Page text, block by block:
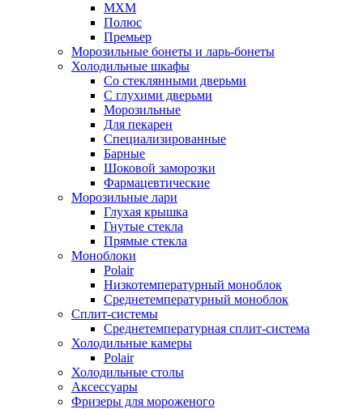
МХМ
Полюс
Премьер
Морозильные бонеты и ларь-бонеты
Холодильные шкафы
Со стеклянными дверьми
С глухими дверьми
Морозильные
Для пекарен
Специализированные
Барные
Шоковой заморозки
Фармацевтические
Морозильные лари
Глухая крышка
Гнутые стекла
Прямые стекла
Моноблоки
Polair
Низкотемпературный моноблок
Среднетемпературный моноблок
Сплит-системы
Среднетемпературная сплит-система
Холодильные камеры
Polair
Холодильные столы
Аксессуары
Фризеры для мороженого